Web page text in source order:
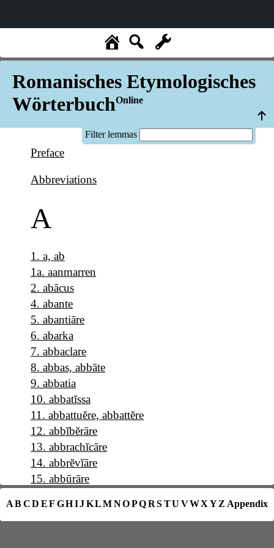
Romanisches Etymologisches
WörterbuchOnline
Filter lemmas
Preface
Abbreviations
A
1 . a, ab
1a. aanmarren
2. abācus
4. abante
5. abantiāre
6. abarka
7. abbaclare
8. abbas, abbāte
9. abbatia
10. abbatĭssa
11 . abbattuĕre, abbattĕre
12. abbĭbĕrāre
13. abbrachĭcāre
14. abbrĕvĭāre
15. abbūrāre
17.abĕllāna
A BCD EF GHIJKL MNOPQRSTU VWX YZ Appendix